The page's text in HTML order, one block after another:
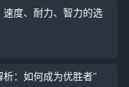
度、耐力、智力的选
：如何成为优胜者"